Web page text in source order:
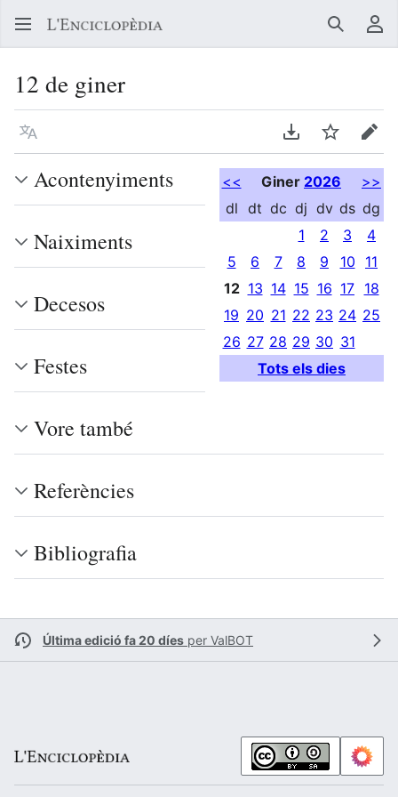
Buscar
12 de giner
Llegir en un atre idioma Descarregar en
Vigilar
<< Giner 2026
>>
dl dt dc dj dv ds dg
1
2 3
4
5
6 7 8 9 10
11
12 13 14 15 16 17 18
19 20 21 22 23 24 25
26 27 28 29 30 31
Tots els dies
Acontenyiments
Naiximents
Decesos
Festes
Vore també
Referències
Bibliografia
Última edició fa 20 díes per ValBOT